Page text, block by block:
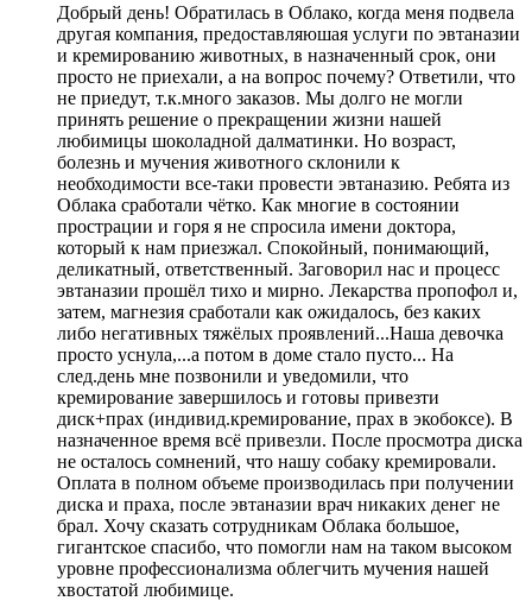
Добрый день! Обратилась в Облако, когда меня подвела
другая компания, предоставляюшая услуги по эвтаназии
и кремированию животных, в назначенный срок, они
просто не приехали, а на вопрос почему? Ответили, что
не приедут, т.к.много заказов. Мы долго не могли
принять решение о прекращении жизни нашей
любимицы шоколадной далматинки. Но возраст,
болезнь и мучения животного склонили к
необходимости все-таки провести эвтаназию. Ребята из
Облака сработали чётко. Как многие в состоянии
прострации и горя я не спросила имени доктора,
который к нам приезжал. Спокойный, понимающий,
деликатный, ответственный. Заговорил нас и процесс
эвтаназии прошёл тихо и мирно. Лекарства пропофол и,
затем, магнезия сработали как ожидалось, без каких
либо негативных тяжёлых проявлений...Наша девочка
просто уснула,...а потом в доме стало пусто... На
след.день мне позвонили и уведомили, что
кремирование завершилось и готовы привезти
диск+прах (индивид.кремирование, прах в экобоксе). В
назначенное время всё привезли. После просмотра диска
не осталось сомнений, что нашу собаку кремировали.
Оплата в полном объеме производилась при получении
диска и праха, после эвтаназии врач никаких денег не
брал. Хочу сказать сотрудникам Облака большое,
гигантское спасибо, что помогли нам на таком высоком
уровне профессионализма облегчить мучения нашей
хвостатой любимице.